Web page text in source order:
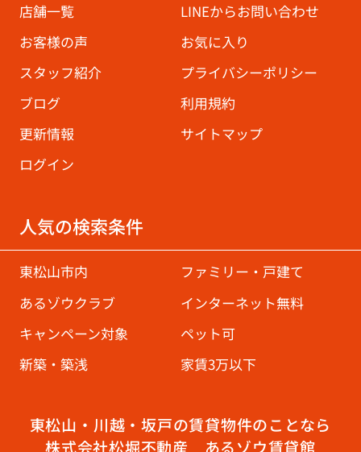
店舗一覧
LINEからお問い合わせ
お客様の声
お気に入り
スタッフ紹介
プライバシーポリシー
ブログ
利用規約
更新情報
サイトマップ
ログイン
人気の検索条件
東松山市内
ファミリー・戸建て
あるゾウクラブ
インターネット無料
キャンペーン対象
ペット可
新築・築浅
家賃3万以下
東松山・川越・坂戸の賃貸物件のことなら
株式会社松堀不動産 あるゾウ賃貸館